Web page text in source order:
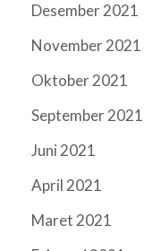
Desember 2021
November 2021
Oktober 2021
September 2021
Juni 2021
April 2021
Maret 2021